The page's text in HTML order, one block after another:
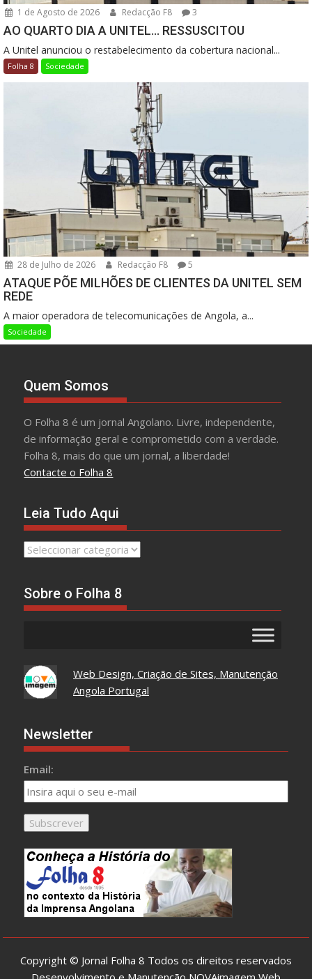
1 de Agosto de 2026 Redacção F8 3
AO QUARTO DIA A UNITEL… RESSUSCITOU
A Unitel anunciou o restabelecimento da cobertura nacional...
Folha 8 Sociedade
28 de Julho de 2026 Redacção F8 5
ATAQUE PÕE MILHÕES DE CLIENTES DA UNITEL SEM
REDE
A maior operadora de telecomunicações de Angola, a...
Sociedade
Quem Somos
O Folha 8 é um jornal Angolano. Livre, independente,
de informação geral e comprometido com a verdade.
Folha 8, mais do que um jornal, a liberdade!
Contacte o Folha 8
Leia Tudo Aqui
Leia
Sobre o Folha 8
Web Design, Criação de Sites, Manutenção
Angola Portugal
Newsletter
Email:
Copyright © Jornal Folha 8 Todos os direitos reservados